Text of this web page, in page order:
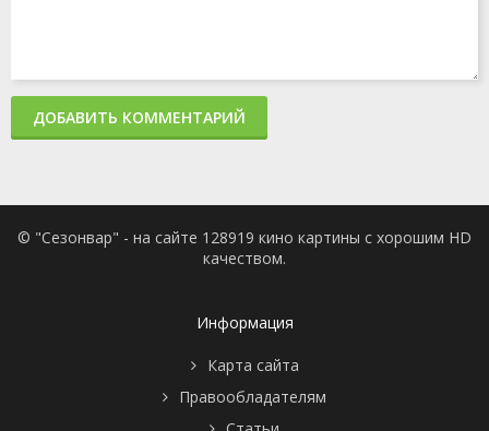
ДОБАВИТЬ КОММЕНТАРИЙ
© "Сезонвар" - на сайте 128919 кино картины с хорошим HD
качеством.
Информация
Карта сайта
Правообладателям